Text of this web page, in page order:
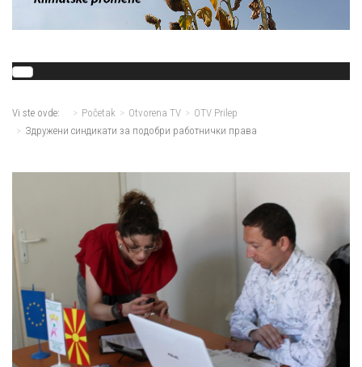
Vi ste ovde: Početak Otvorena TV
OTV Prilep
Здружени синдикати за подобри работнички права